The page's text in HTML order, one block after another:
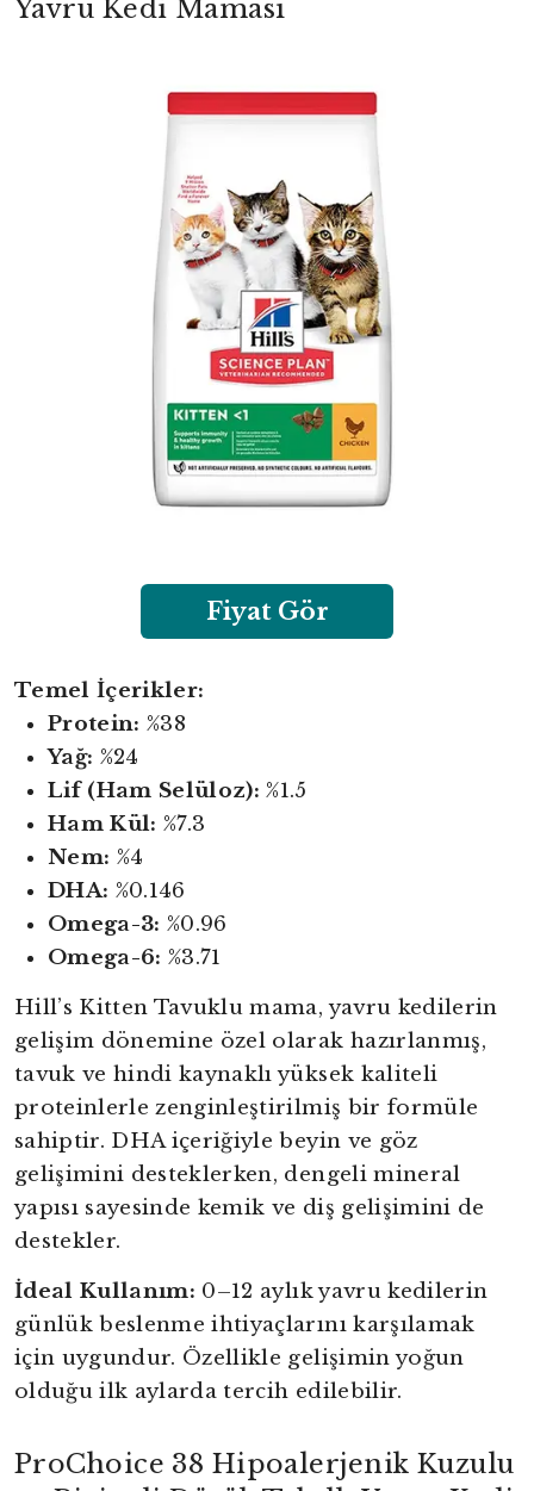
Yavru Kedi Maması
Fiyat Gör
Temel İçerikler:
Protein: %38
Yağ: %24
Lif (Ham Selüloz): %1.5
Ham Kül: %7.3
Nem: %4
DHA: %0.146
Omega-3: %0.96
Omega-6: %3.71
Hill’s Kitten Tavuklu mama, yavru kedilerin
gelişim dönemine özel olarak hazırlanmış,
tavuk ve hindi kaynaklı yüksek kaliteli
proteinlerle zenginleştirilmiş bir formüle
sahiptir. DHA içeriğiyle beyin ve göz
gelişimini desteklerken, dengeli mineral
yapısı sayesinde kemik ve diş gelişimini de
destekler.
İdeal Kullanım: 0–12 aylık yavru kedilerin
günlük beslenme ihtiyaçlarını karşılamak
için uygundur. Özellikle gelişimin yoğun
olduğu ilk aylarda tercih edilebilir.
ProChoice 38 Hipoalerjenik Kuzulu